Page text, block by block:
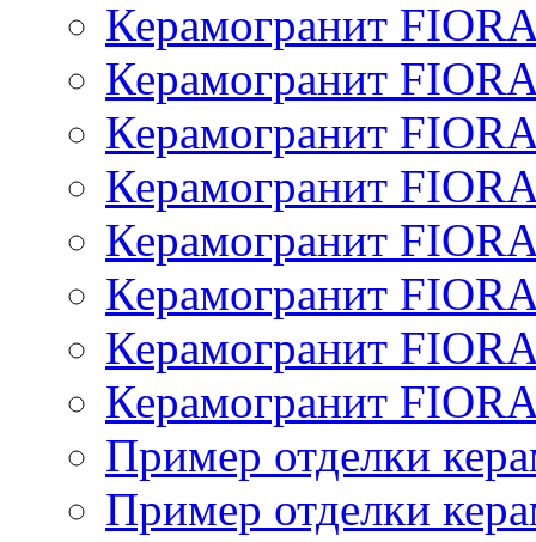
Керамогранит
Керамогранит
Керамогранит
Керамогранит
Керамогранит
Керамогранит
Керамогранит
Керамогранит
Пример отделки
Пример отделки